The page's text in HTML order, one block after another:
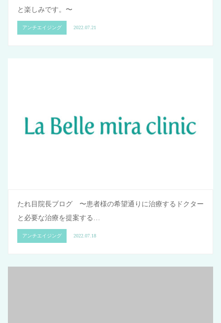
と楽しみです。〜
アンチエイジング 2022.07.21
たれ目院長ブログ 〜患者様の希望通りに治療するドクター
と必要な治療を提案する…
アンチエイジング 2022.07.18